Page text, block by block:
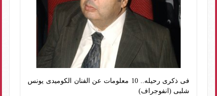
فى ذكرى رحيله.. 10 معلومات عن الفنان الكوميدى يونس
شلبى (انفوجراف)